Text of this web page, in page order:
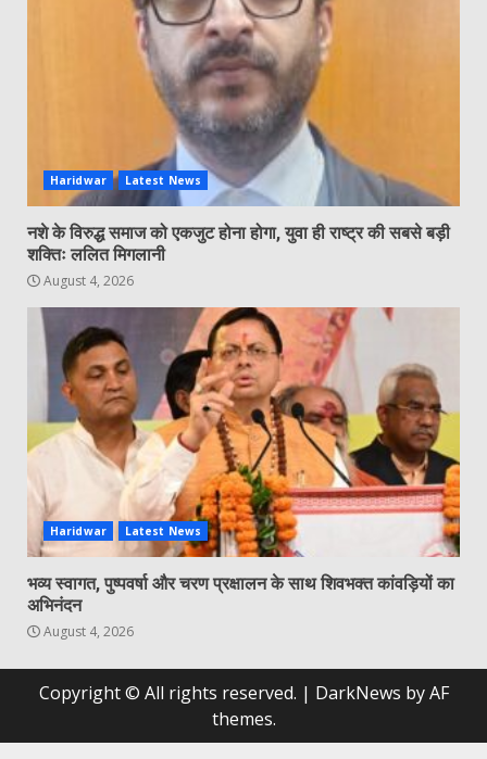
Haridwar Latest News
नशे के विरुद्ध समाज को एकजुट होना होगा, युवा ही राष्ट्र की सबसे बड़ी
शक्तिः ललित मिगलानी
August 4, 2026
Haridwar Latest News
भव्य स्वागत, पुष्पवर्षा और चरण प्रक्षालन के साथ शिवभक्त कांवड़ियों का
अभिनंदन
August 4, 2026
Copyright © All rights reserved. | DarkNews by AF
themes.